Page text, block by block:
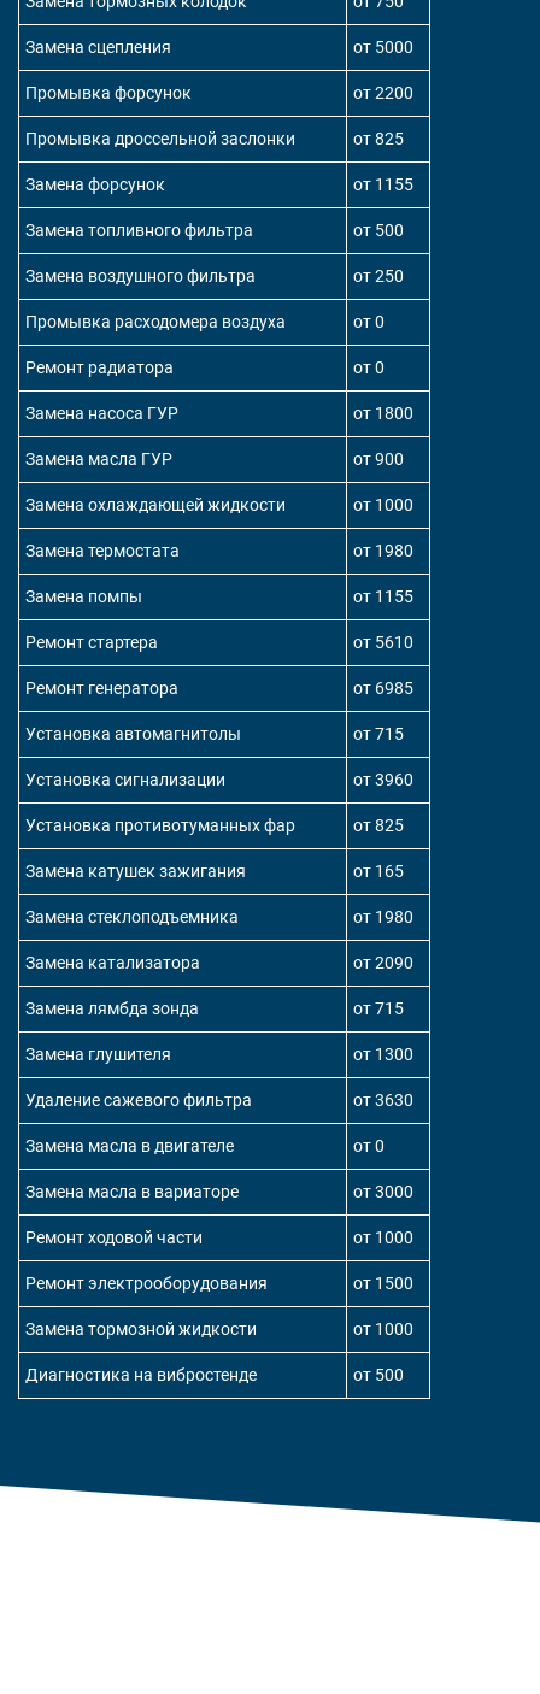
Замена сцепления от 5000
Промывка форсунок от 2200
Промывка дроссельной заслонки от 825
Замена форсунок от 1155
Замена топливного фильтра от 500
Замена воздушного фильтра от 250
Промывка расходомера воздуха от 0
Ремонт радиатора от 0
Замена насоса ГУР от 1800
Замена масла ГУР от 900
Замена охлаждающей жидкости от 1000
Замена термостата от 1980
Замена помпы от 1155
Ремонт стартера от 5610
Ремонт генератора от 6985
Установка автомагнитолы от 715
Установка сигнализации от 3960
Установка противотуманных фар от 825
Замена катушек зажигания от 165
Замена стеклоподъемника от 1980
Замена катализатора от 2090
Замена лямбда зонда от 715
Замена глушителя от 1300
Удаление сажевого фильтра от 3630
Замена масла в двигателе от 0
Замена масла в вариаторе от 3000
Ремонт ходовой части от 1000
Ремонт электрооборудования от 1500
Замена тормозной жидкости от 1000
Диагностика на вибростенде от 500